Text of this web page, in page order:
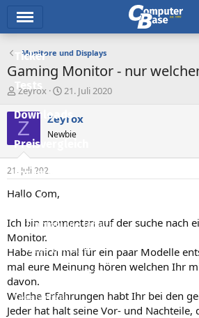
Ticker
Tests
Downloads
Preisvergleich
Forum
Aktuelles
Empfohlene Inhalte
Neue Beiträge
Neueste Aktivitäten
Leserartikel
Monitore und Displays
Gaming Monitor - nur
E
s
t
e
e
r
Zeyrox
E
s
t
e
t
21. Juli 2020
Z Zeyrox
Newbie
21. Juli 2020
Hallo Com,
Ich bin momentan auf der suche nach
Monitor.
Habe mich mal für ein paar Modelle
mal eure Meinung hören welchen Ihr
davon.
Welche Erfahrungen habt Ihr bei den
Jeder hat halt seine Vor- und Nachteile,